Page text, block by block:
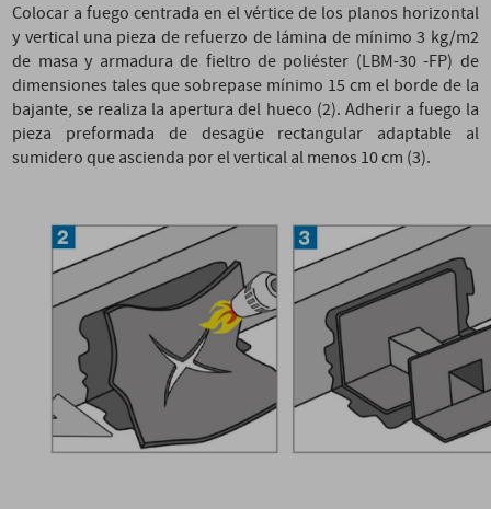
Colocar a fuego centrada en el vértice de los planos horizontal
y vertical una pieza de refuerzo de lámina de mínimo 3 kg/m2
de masa y armadura de fieltro de poliéster (LBM-30 -FP) de
dimensiones tales que sobrepase mínimo 15 cm el borde de la
bajante, se realiza la apertura del hueco (2). Adherir a fuego la
pieza preformada de desagüe rectangular adaptable al
sumidero que ascienda por el vertical al menos 10 cm (3).